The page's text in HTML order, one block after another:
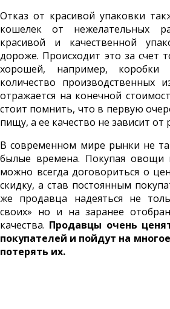
Отказ от красивой упаковки
кошелек от нежелательных
красивой и качественной
дороже. Происходит это за счет
хорошей, например, коробки
количество производственных
отражается на конечной
стоит помнить, что в первую
пищу, а ее качество не зависит от
В современном мире рынки не
былые времена. Покупая
можно всегда договориться о
скидку, а став постоянным
же продавца надеяться не
своих» но и на заранее
качества. Продавцы очень
покупателей и пойдут на
потерять их.